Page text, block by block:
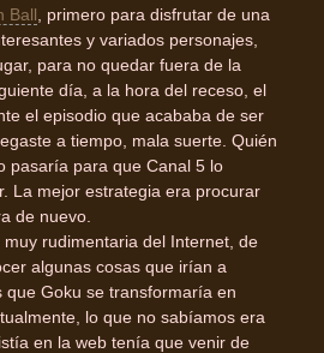
Ball , primero para disfrutar de una
y variados personajes,
para no quedar fuera de la
día, a la hora del receso, el
el episodio que acababa de ser
a tiempo, mala suerte. Quién
pasaría para que Canal 5 lo
La mejor estrategia era procurar
de nuevo.
rudimentaria del Internet, de
algunas cosas que irían a
que Goku se transformaría en
lo que no sabíamos era
en la web tenía que venir de